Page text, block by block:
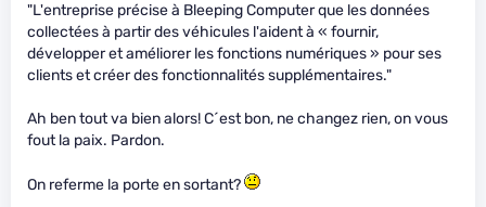
"L'entreprise précise à Bleeping Computer que les données
collectées à partir des véhicules l'aident à « fournir,
développer et améliorer les fonctions numériques » pour ses
clients et créer des fonctionnalités supplémentaires."
Ah ben tout va bien alors! C´est bon, ne changez rien, on vous
fout la paix. Pardon.
On referme la porte en sortant?